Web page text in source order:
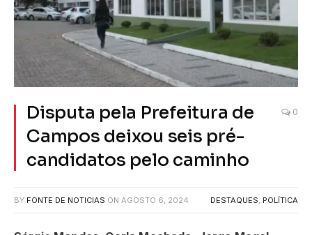
Disputa pela Prefeitura de
Campos deixou seis pré-
candidatos pelo caminho
0
BY FONTE DE NOTICIAS ON AGOSTO 6, 2024 DESTAQUES, POLÍTICA